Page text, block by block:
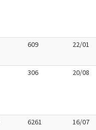
609 22/01
306 20/08
6261 16/07